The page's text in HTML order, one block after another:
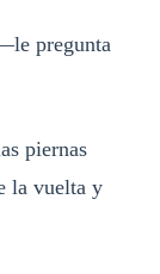
pregunta
piernas
la vuelta y